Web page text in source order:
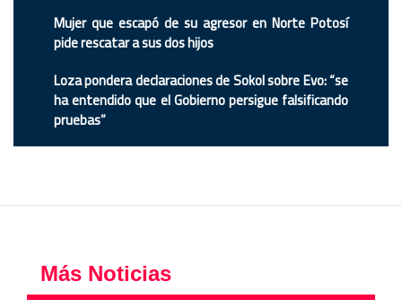
Mujer que escapó de su agresor en Norte Potosí
pide rescatar a sus dos hijos
Loza pondera declaraciones de Sokol sobre Evo: “se
ha entendido que el Gobierno persigue falsificando
pruebas”
Más Noticias